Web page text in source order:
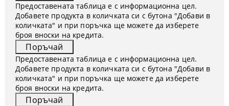
Предоставената таблица е с информационна цел.
Добавете продукта в количката си с бутона "Добави в
количката" и при поръчка ще можете да изберете
броя вноски на кредита.
Предоставената таблица е с информационна цел.
Добавете продукта в количката си с бутона "Добави в
количката" и при поръчка ще можете да изберете
броя вноски на кредита.